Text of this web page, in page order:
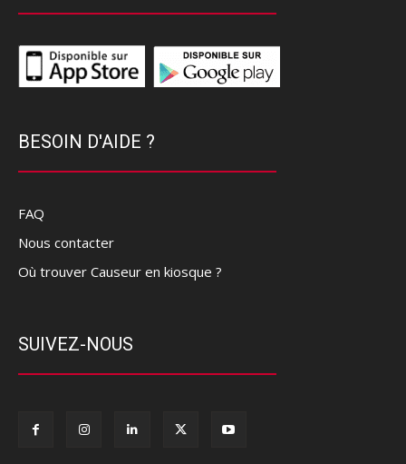
BESOIN D'AIDE ?
FAQ
Nous contacter
Où trouver Causeur en kiosque ?
SUIVEZ-NOUS